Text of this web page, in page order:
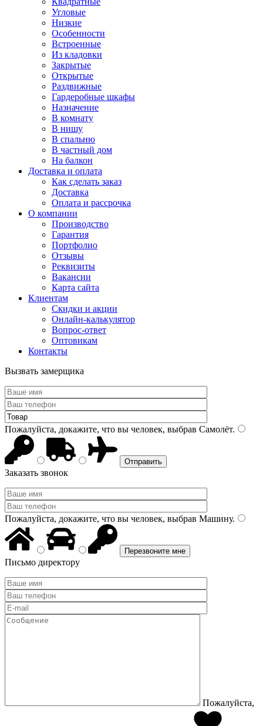
Угловые
Низкие
Особенности
Встроенные
Из кладовки
Закрытые
Открытые
Раздвижные
Гардеробные шкафы
Назначение
В комнату
В нишу
В спальню
В частный дом
На балкон
Доставка и оплата
Как сделать заказ
Доставка
Оплата и рассрочка
О компании
Производство
Гарантия
Портфолио
Отзывы
Реквизиты
Вакансии
Карта сайта
Клиентам
Скидки и акции
Онлайн-калькулятор
Вопрос-ответ
Оптовикам
Контакты
Вызвать замерщика
Пожалуйста, докажите, что вы человек, выбрав Самолёт.
Заказать звонок
Пожалуйста, докажите, что вы человек, выбрав Машину.
Письмо директору
Пожалуйста,